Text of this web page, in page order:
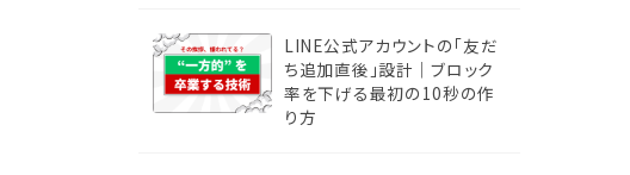
LINE公式アカウントの「友だ
ち追加直後」設計｜ブロック
率を下げる最初の10秒の作
り方